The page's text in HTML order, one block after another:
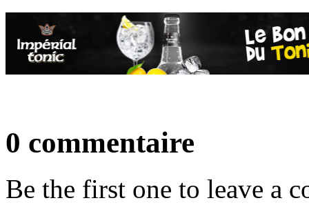
0 commentaire
Be the first one to leave a